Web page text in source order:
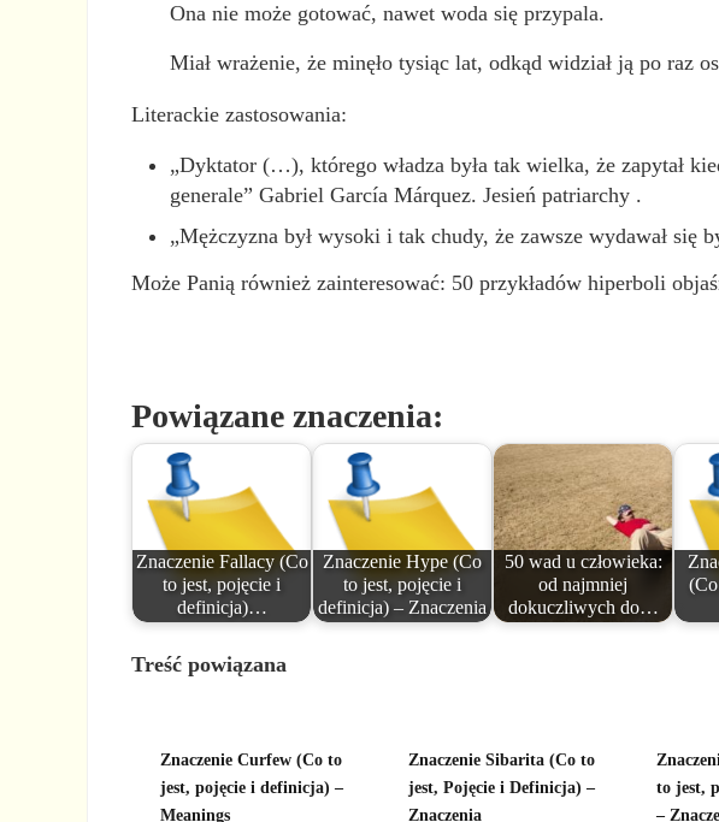
Ona nie może gotować, nawet woda się przypala.
Miał wrażenie, że minęło tysiąc lat, odkąd widział ją po raz
Literackie zastosowania:
„Dyktator (…), którego władza była tak wielka, że zapytał
generale” Gabriel García Márquez. Jesień patriarchy .
„Mężczyzna był wysoki i tak chudy, że zawsze wydawał
Może Panią również zainteresować: 50 przykładów hiperboli
Powiązane znaczenia:
Znaczenie Fallacy (Co
to jest, pojęcie i
definicja)…
Znaczenie Hype (Co
to jest, pojęcie i
definicja) – Znaczenia
50 wad u człowieka:
od najmniej
dokuczliwych do…
Treść powiązana
Znaczenie Curfew (Co to
jest, pojęcie i definicja) –
Meanings
Znaczenie Sibarita (Co to
jest, Pojęcie i Definicja) –
Znaczenia
to jest,
–